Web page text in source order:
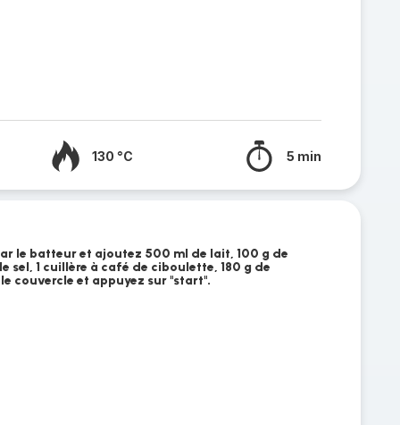
130 °C 5 min
le batteur et ajoutez 500 ml de lait, 100 g de
sel, 1 cuillère à café de ciboulette, 180 g de
couvercle et appuyez sur "start".